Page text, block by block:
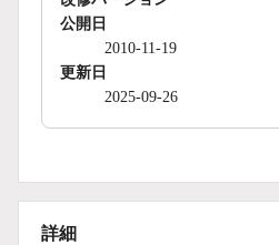
公開日
2010-11-19
更新日
2025-09-26
詳細